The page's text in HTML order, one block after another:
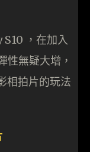
，在加入
性無疑大增，
相拍片的玩法